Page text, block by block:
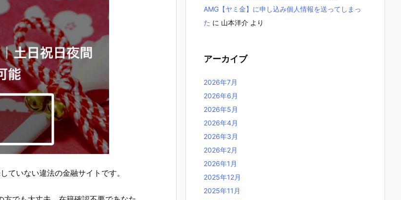
ていない違法の金融サイトです。
AMG【ヤミ金】に申し込み個人情報を送ってしまっ
た に 山本洋介 より
アーカイブ
2026年7月
2026年6月
2026年5月
2026年4月
2026年3月
2026年2月
2026年1月
2025年12月
2025年11月